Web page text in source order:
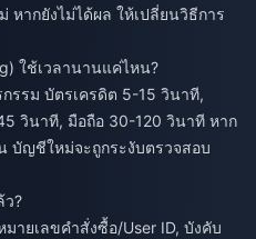
หากยังไม่ได้ผล ให้เปลี่ยนวิธีการ
ใช้เวลานานแค่ไหน?
รรม บัตรเครดิต 5-15 วินาที,
วินาที, มือถือ 30-120 วินาที หาก
บัญชีใหม่จะถูกระงับตรวจสอบ
ว?
ายเลขคำสั่งซื้อ/User ID, บังคับ